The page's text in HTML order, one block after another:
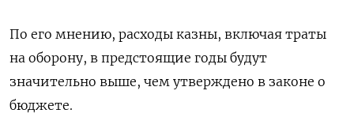
По его мнению, расходы казны, включая траты
на оборону, в предстоящие годы будут
значительно выше, чем утверждено в законе о
бюджете.